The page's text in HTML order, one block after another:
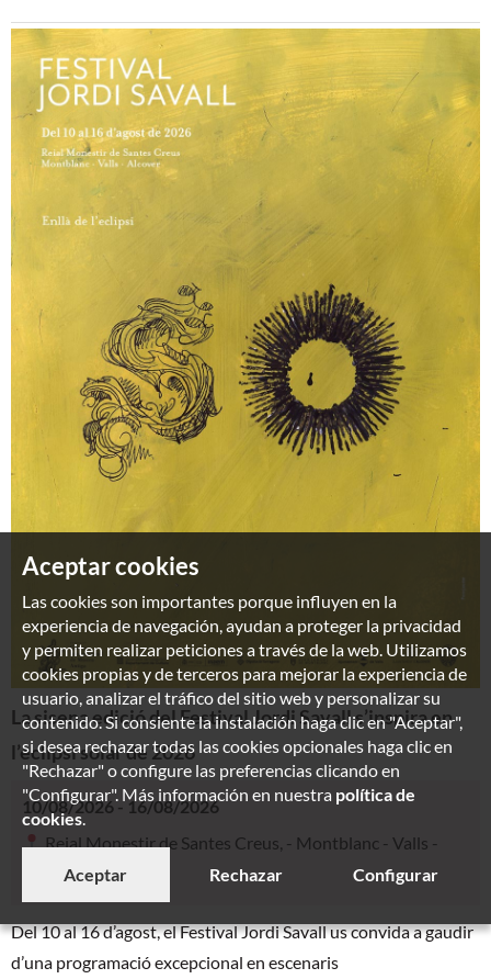
La sisena edició del Festival Jordi Savall s’inspira en
l’eclipsi solar de 2026
10/08/2026 - 16/08/2026
Reial Monestir de Santes Creus, - Montblanc - Valls -
Alcover
Del 10 al 16 d’agost, el Festival Jordi Savall us convida a gaudir
d’una programació excepcional en escenaris
Aceptar cookies
Las cookies son importantes porque influyen en la
experiencia de navegación, ayudan a proteger la privacidad
y permiten realizar peticiones a través de la web. Utilizamos
cookies propias y de terceros para mejorar la experiencia de
usuario, analizar el tráfico del sitio web y personalizar su
contenido. Si consiente la instalación haga clic en "Aceptar",
si desea rechazar todas las cookies opcionales haga clic en
"Rechazar" o configure las preferencias clicando en
"Configurar". Más información en nuestra política de
cookies.
Aceptar Rechazar Configurar